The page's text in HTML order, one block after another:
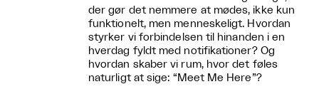
der gør det nemmere at mødes, ikke kun
funktionelt, men menneskeligt. Hvordan
styrker vi forbindelsen til hinanden i en
hverdag fyldt med notifikationer? Og
hvordan skaber vi rum, hvor det føles
naturligt at sige: “Meet Me Here”?